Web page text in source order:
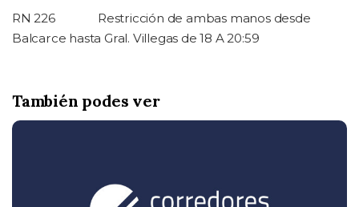
RN 226
Restricción de ambas manos desde
Balcarce hasta Gral. Villegas de 18 A 20:59
También podes ver